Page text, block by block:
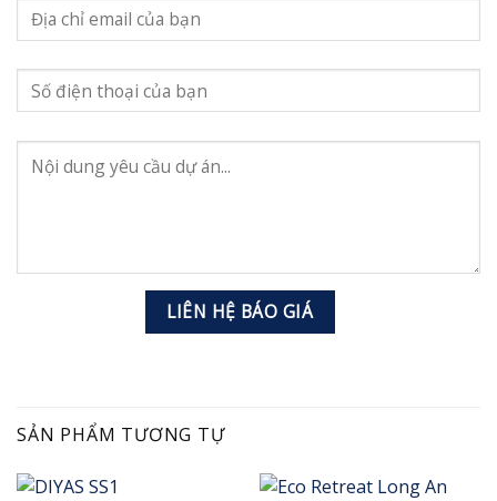
SẢN PHẨM TƯƠNG TỰ